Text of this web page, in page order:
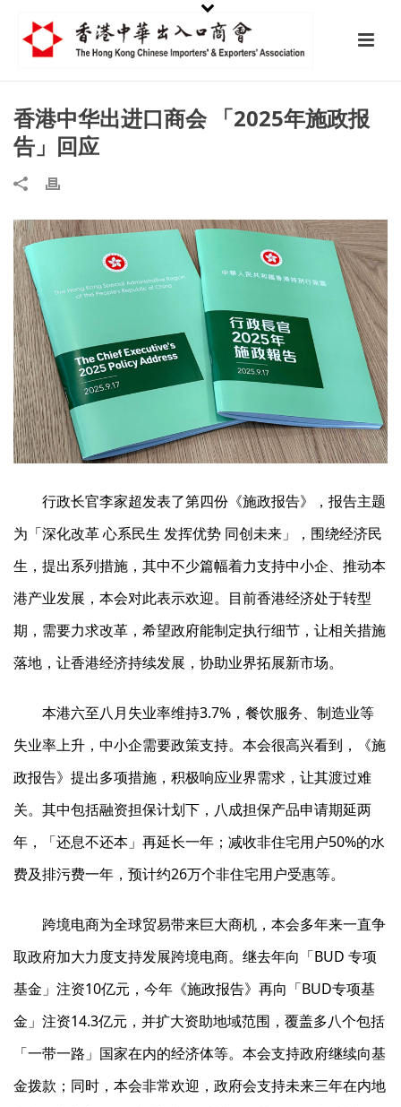
香港中华出进口商会 「2025年施政报
告」回应
行政长官李家超发表了第四份《施政报告》，报告主题
为「深化改革 心系民生 发挥优势 同创未来」，围绕经济民
生，提出系列措施，其中不少篇幅着力支持中小企、推动本
港产业发展，本会对此表示欢迎。目前香港经济处于转型
期，需要力求改革，希望政府能制定执行细节，让相关措施
落地，让香港经济持续发展，协助业界拓展新市场。
本港六至八月失业率维持3.7%，餐饮服务、制造业等
失业率上升，中小企需要政策支持。本会很高兴看到，《施
政报告》提出多项措施，积极响应业界需求，让其渡过难
关。其中包括融资担保计划下，八成担保产品申请期延两
年，「还息不还本」再延长一年；减收非住宅用户50%的水
费及排污费一年，预计约26万个非住宅用户受惠等。
跨境电商为全球贸易带来巨大商机，本会多年来一直争
取政府加大力度支持发展跨境电商。继去年向「BUD 专项
基金」注资10亿元，今年《施政报告》再向「BUD专项基
金」注资14.3亿元，并扩大资助地域范围，覆盖多八个包括
「一带一路」国家在内的经济体等。本会支持政府继续向基
金拨款；同时，本会非常欢迎，政府会支持未来三年在内地